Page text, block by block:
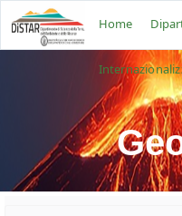
Home